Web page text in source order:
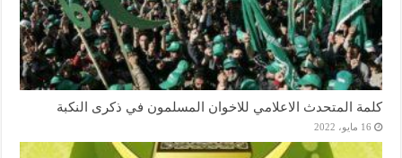
كلمة المتحدث الاعلامي للاخوان المسلمون في ذكرى النكبة
16 مايو، 2022